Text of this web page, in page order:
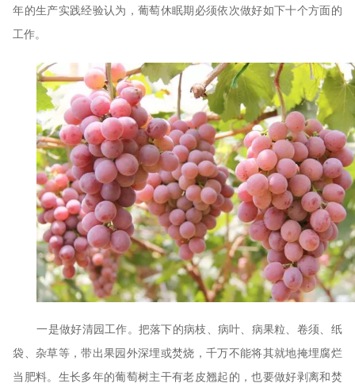
年的生产实践经验认为，葡萄休眠期必须依次做好如下十个方面的
工作。
一是做好清园工作。把落下的病枝、病叶、病果粒、卷须、纸
袋、杂草等，带出果园外深埋或焚烧，千万不能将其就地掩埋腐烂
当肥料。生长多年的葡萄树主干有老皮翘起的，也要做好剥离和焚